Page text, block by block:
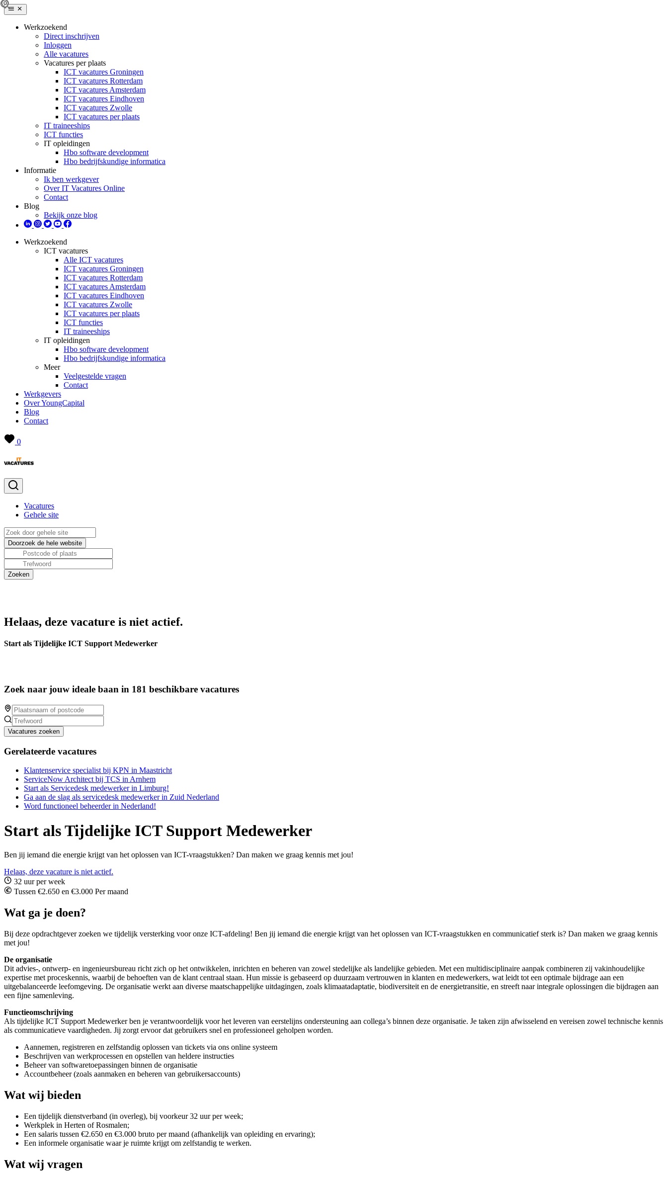
Werkzoekend
Direct inschrijven
Inloggen
Alle vacatures
Vacatures per plaats
ICT vacatures Groningen
ICT vacatures Rotterdam
ICT vacatures Amsterdam
ICT vacatures Eindhoven
ICT vacatures Zwolle
ICT vacatures per plaats
IT traineeships
ICT functies
IT opleidingen
Hbo software development
Hbo bedrijfskundige informatica
Informatie
Ik ben werkgever
Over IT Vacatures Online
Contact
Blog
Bekijk onze blog
Werkzoekend
ICT vacatures
Alle ICT vacatures
ICT vacatures Groningen
ICT vacatures Rotterdam
ICT vacatures Amsterdam
ICT vacatures Eindhoven
ICT vacatures Zwolle
ICT vacatures per plaats
ICT functies
IT traineeships
IT opleidingen
Hbo software development
Hbo bedrijfskundige informatica
Meer
Veelgestelde vragen
Contact
Werkgevers
Over YoungCapital
Blog
Contact
0
Vacatures
Gehele site
Helaas, deze vacature is niet actief.
Start als Tijdelijke ICT Support Medewerker
Zoek naar jouw ideale baan in 181 beschikbare vacatures
Vacatures zoeken
Gerelateerde vacatures
Klantenservice specialist bij KPN in Maastricht
ServiceNow Architect bij TCS in Arnhem
Start als Servicedesk medewerker in Limburg!
Ga aan de slag als servicedesk medewerker in Zuid Nederland
Word functioneel beheerder in Nederland!
Start als Tijdelijke ICT Support Medewerker
Ben jij iemand die energie krijgt van het oplossen van ICT-vraagstukken? Dan maken we graag kennis met jou!
Helaas, deze vacature is niet actief.
32 uur per week
Tussen €2.650 en €3.000 Per maand
Wat ga je doen?
Bij deze opdrachtgever zoeken we tijdelijk versterking voor onze ICT-afdeling! Ben jij iemand die energie krijgt van het oplossen van ICT-vraagstukken en communicatief sterk is? Dan maken we graag kennis
met jou!
De organisatie
Dit advies-, ontwerp- en ingenieursbureau richt zich op het ontwikkelen, inrichten en beheren van zowel stedelijke als landelijke gebieden. Met een multidisciplinaire aanpak combineren zij vakinhoudelijke
expertise met proceskennis, waarbij de behoeften van de klant centraal staan. Hun missie is gebaseerd op duurzaam vertrouwen in klanten en medewerkers, wat leidt tot een optimale bijdrage aan een
uitgebalanceerde leefomgeving. De organisatie werkt aan diverse maatschappelijke uitdagingen, zoals klimaatadaptatie, biodiversiteit en de energietransitie, en streeft naar integrale oplossingen die bijdragen aan
een fijne samenleving.
Functieomschrijving
Als tijdelijke ICT Support Medewerker ben je verantwoordelijk voor het leveren van eerstelijns ondersteuning aan collega’s binnen deze organisatie. Je taken zijn afwisselend en vereisen zowel technische kennis
als communicatieve vaardigheden. Jij zorgt ervoor dat gebruikers snel en professioneel geholpen worden.
Aannemen, registreren en zelfstandig oplossen van tickets via ons online systeem
Beschrijven van werkprocessen en opstellen van heldere instructies
Beheer van softwaretoepassingen binnen de organisatie
Accountbeheer (zoals aanmaken en beheren van gebruikersaccounts)
Wat wij bieden
Een tijdelijk dienstverband (in overleg), bij voorkeur 32 uur per week;
Werkplek in Herten of Rosmalen;
Een salaris tussen €2.650 en €3.000 bruto per maand (afhankelijk van opleiding en ervaring);
Een informele organisatie waar je ruimte krijgt om zelfstandig te werken.
Wat wij vragen